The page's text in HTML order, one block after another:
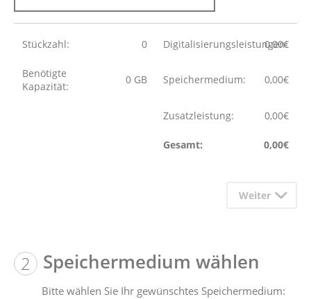
Stückzahl: 0 Digitalisierungsleistungen:
0,00€
Benötigte
Kapazität:
0 GB Speichermedium: 0,00€
Zusatzleistung: 0,00€
Gesamt: 0,00€
Weiter
Speichermedium wählen
Bitte wählen Sie Ihr gewünschtes Speichermedium: